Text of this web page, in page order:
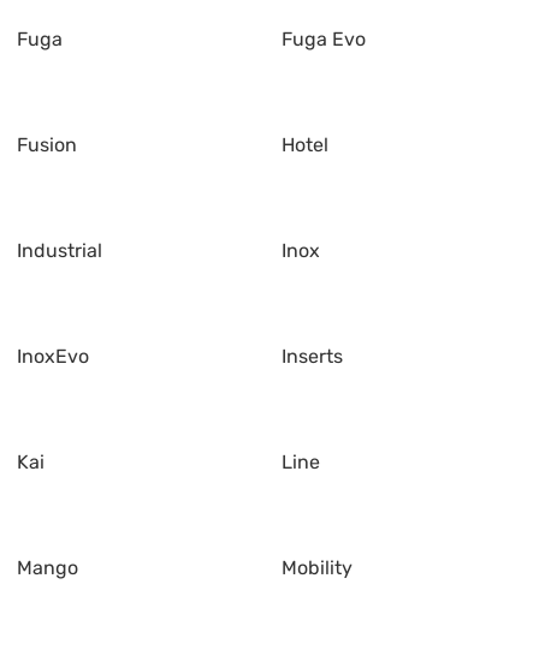
Fuga Fuga Evo
Fusion Hotel
Industrial Inox
InoxEvo Inserts
Kai Line
Mango Mobility